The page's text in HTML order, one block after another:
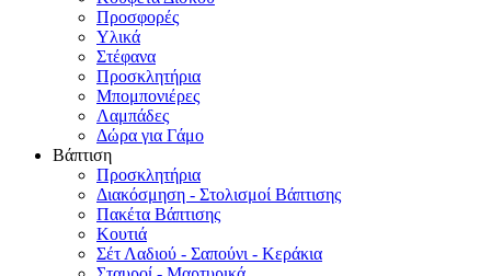
Προσφορές
Υλικά
Στέφανα
Προσκλητήρια
Μπομπονιέρες
Λαμπάδες
Δώρα για Γάμο
Βάπτιση
Προσκλητήρια
Διακόσμηση - Στολισμοί Βάπτισης
Πακέτα Βάπτισης
Κουτιά
Σέτ Λαδιού - Σαπούνι - Κεράκια